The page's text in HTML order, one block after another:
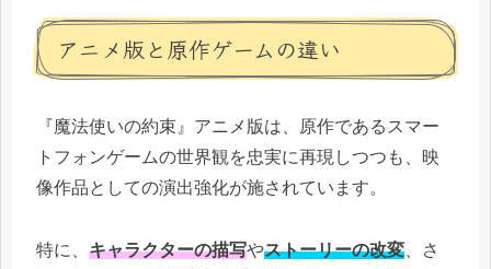
アニメ版と原作ゲームの違い
『魔法使いの約束』アニメ版は、原作であるスマー
トフォンゲームの世界観を忠実に再現しつつも、映
像作品としての演出強化が施されています。
特に、 キャラクターの描写やストーリーの改変 、さ